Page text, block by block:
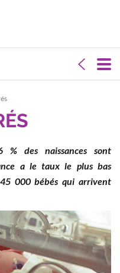
des naissances sont
a le taux le plus bas
000 bébés qui arrivent